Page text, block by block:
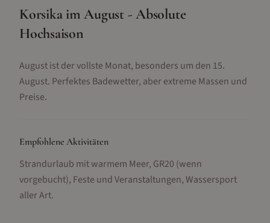
Korsika im August - Absolute
Hochsaison
August ist der vollste Monat, besonders um den 15.
August. Perfektes Badewetter, aber extreme Massen und
Preise.
Empfohlene Aktivitäten
Strandurlaub mit warmem Meer, GR20 (wenn
vorgebucht), Feste und Veranstaltungen, Wassersport
aller Art.